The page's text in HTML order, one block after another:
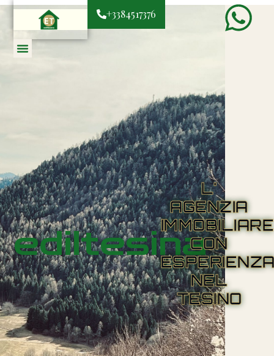
+3384517376
ediltesina
L'
AGENZIA
IMMOBILIARE
CON
NEL
TESINO